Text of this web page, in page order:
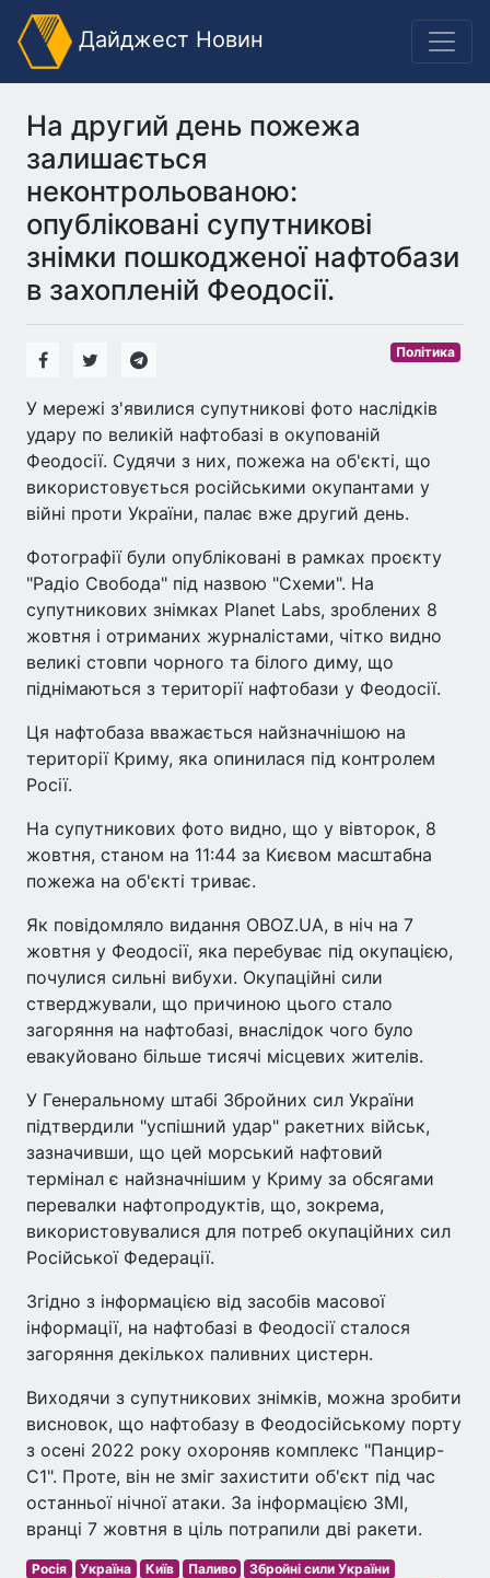
Дайджест Новин
На другий день пожежа
залишається
неконтрольованою:
опубліковані супутникові
знімки пошкодженої нафтобази
в захопленій Феодосії.
Політика
У мережі з'явилися супутникові фото наслідків
удару по великій нафтобазі в окупованій
Феодосії. Судячи з них, пожежа на об'єкті, що
використовується російськими окупантами у
війні проти України, палає вже другий день.
Фотографії були опубліковані в рамках проєкту
"Радіо Свобода" під назвою "Схеми". На
супутникових знімках Planet Labs, зроблених 8
жовтня і отриманих журналістами, чітко видно
великі стовпи чорного та білого диму, що
піднімаються з території нафтобази у Феодосії.
Ця нафтобаза вважається найзначнішою на
території Криму, яка опинилася під контролем
Росії.
На супутникових фото видно, що у вівторок, 8
жовтня, станом на 11:44 за Києвом масштабна
пожежа на об'єкті триває.
Як повідомляло видання OBOZ.UA, в ніч на 7
жовтня у Феодосії, яка перебуває під окупацією,
почулися сильні вибухи. Окупаційні сили
стверджували, що причиною цього стало
загоряння на нафтобазі, внаслідок чого було
евакуйовано більше тисячі місцевих жителів.
У Генеральному штабі Збройних сил України
підтвердили "успішний удар" ракетних військ,
зазначивши, що цей морський нафтовий
термінал є найзначнішим у Криму за обсягами
перевалки нафтопродуктів, що, зокрема,
використовувалися для потреб окупаційних сил
Російської Федерації.
Згідно з інформацією від засобів масової
інформації, на нафтобазі в Феодосії сталося
загоряння декількох паливних цистерн.
Виходячи з супутникових знімків, можна зробити
висновок, що нафтобазу в Феодосійському порту
з осені 2022 року охороняв комплекс "Панцир-
С1". Проте, він не зміг захистити об'єкт під час
останньої нічної атаки. За інформацією ЗМІ,
вранці 7 жовтня в ціль потрапили дві ракети.
Росія Україна Київ Паливо
Збройні сили України